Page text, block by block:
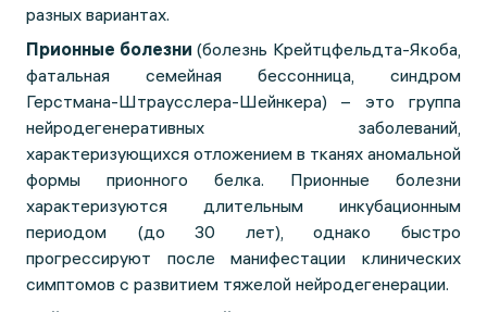
разных вариантах.
Прионные болезни (болезнь Крейтцфельдта-Якоба,
фатальная семейная бессонница, синдром
Герстмана-Штраусслера-Шейнкера) – это группа
нейродегенеративных заболеваний,
характеризующихся отложением в тканях аномальной
формы прионного белка. Прионные болезни
характеризуются длительным инкубационным
периодом (до 30 лет), однако быстро
прогрессируют после манифестации клинических
симптомов с развитием тяжелой нейродегенерации.